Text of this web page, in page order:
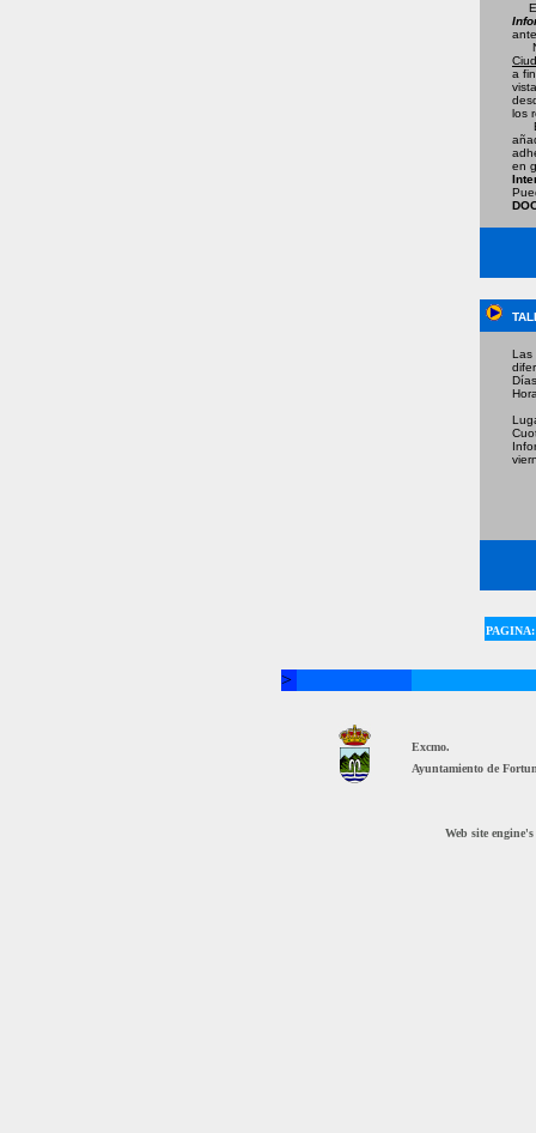
a
los
El
en
PAGINA:
>
Excmo.
Ayuntamiento de
Web site